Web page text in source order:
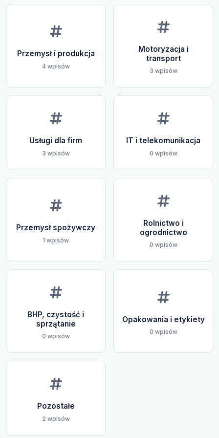
Przemysł i produkcja
4 wpisów
Motoryzacja i
transport
3 wpisów
Usługi dla firm
3 wpisów
IT i telekomunikacja
0 wpisów
Przemysł spożywczy
1 wpisów
Rolnictwo i
ogrodnictwo
0 wpisów
BHP, czystość i
sprzątanie
0 wpisów
Opakowania i etykiety
0 wpisów
Pozostałe
2 wpisów